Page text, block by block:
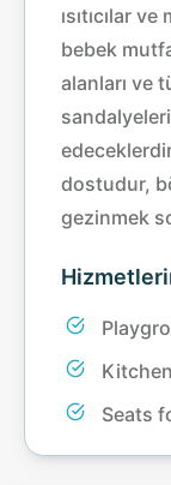
ısıtıcılar
bebek
alanları ve
dostudur,
gezinmek
Seats